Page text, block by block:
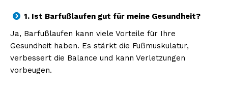
1. Ist Barfußlaufen gut für meine Gesundheit?
Ja, Barfußlaufen kann viele Vorteile für Ihre
Gesundheit haben. Es stärkt die Fußmuskulatur,
verbessert die Balance und kann Verletzungen
vorbeugen.